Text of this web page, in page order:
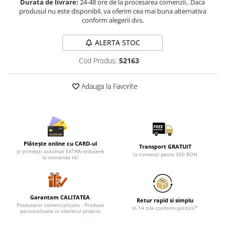
Lenjerii de pat pentru copii
Cadouri Cuplu
Pijamale de CRACIUN
Pijamale de barbati
Halate si pijamale Family
Seturi elegante femei
Pijamale de copii
Pijamale BIG SIZE femei
Cadouri ocazii speciale
Durata de livrare: 24-48 ore de la procesarea comenzii.. Daca
produsul nu este disponibil, va oferim cea mai buna alternativa
conform alegerii dvs.
ALERTA STOC
Cod Produs: 52163
Adauga la Favorite
Plătește online cu CARD-ul
și primești automat EXTRA-reducere
la comanda ta!
Transport GRATUIT
la comenzi peste 350 RON
Garantam CALITATEA
Produselor comercializate - Produse
personalizate in atelierul propriu
Retur rapid si simplu
In 14 zile conform politicii*